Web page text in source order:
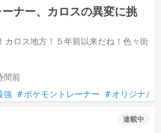
ナー、カロスの異変に挑
カロス地方！５年前以来だね！色々街
間前
強 #ポケモントレーナー #オリジナル
連載中